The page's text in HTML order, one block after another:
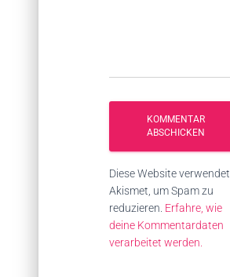
Diese Website verwendet
Akismet, um Spam zu
reduzieren. Erfahre, wie
deine Kommentardaten
verarbeitet werden.